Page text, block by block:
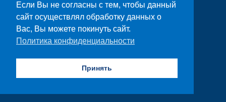
Если Вы не согласны с тем, чтобы данный
сайт осуществлял обработку данных о
Вас, Вы можете покинуть сайт.
Политика конфиденциальности
Принять